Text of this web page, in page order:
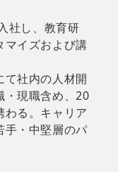
社し、教育研
マイズおよび講
て社内の人材開
・現職含め、20
わる。キャリア
手・中堅層のパ